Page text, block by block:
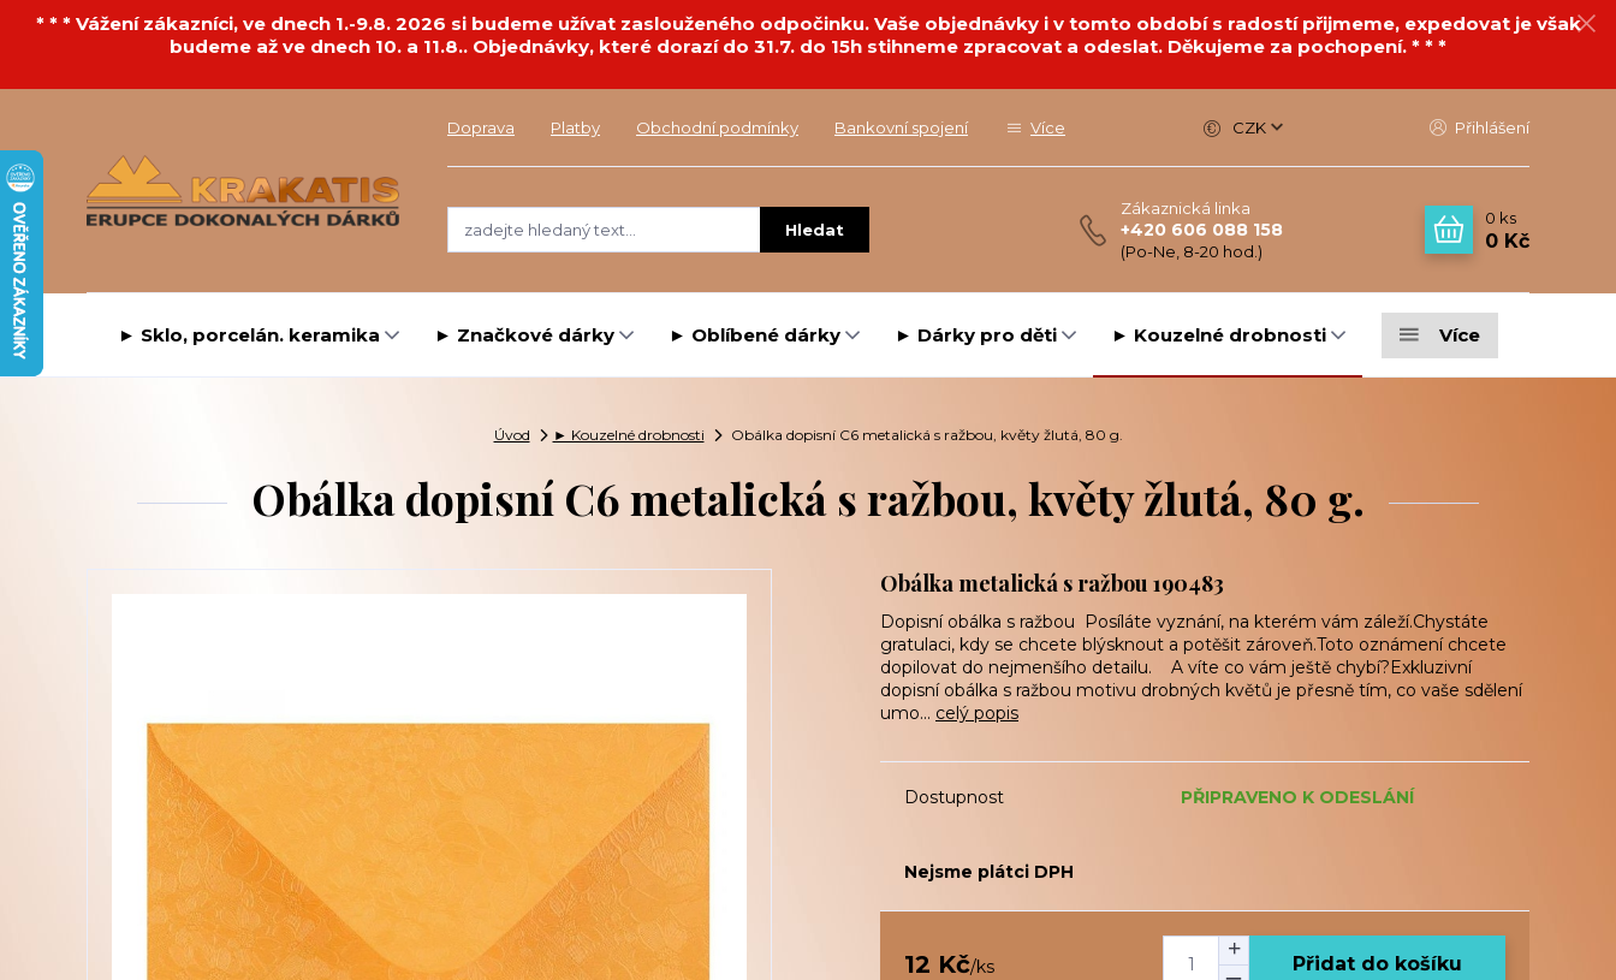
* * * Vážení zákazníci, ve dnech 1.-9.8. 2026 si budeme užívat zaslouženého odpočinku. Vaše objednávky i v tomto období s radostí přijmeme, expedovat je však
budeme až ve dnech 10. a 11.8.. Objednávky, které dorazí do 31.7. do 15h stihneme zpracovat a odeslat. Děkujeme za pochopení. * * *
Doprava Platby Obchodní podmínky Bankovní spojení Více CZK Přihlášení
Hledat
Zákaznická linka
+420 606 088 158
(Po-Ne, 8-20 hod.)
0 ks
0 Kč
► Sklo, porcelán. keramika ► Značkové dárky ► Oblíbené dárky ► Dárky pro děti ► Kouzelné drobnosti Více
Úvod ► Kouzelné drobnosti Obálka dopisní C6 metalická s ražbou, květy žlutá, 80 g.
Obálka dopisní C6 metalická s ražbou, květy žlutá, 80 g.
Obálka metalická s ražbou 190483
Dopisní obálka s ražbou Posíláte vyznání, na kterém vám záleží.Chystáte
gratulaci, kdy se chcete blýsknout a potěšit zároveň.Toto oznámení chcete
dopilovat do nejmenšího detailu. A víte co vám ještě chybí?Exkluzivní
dopisní obálka s ražbou motivu drobných květů je přesně tím, co vaše sdělení
umo... celý popis
Dostupnost PŘIPRAVENO K ODESLÁNÍ
Nejsme plátci DPH
12 Kč/ks Přidat do košíku